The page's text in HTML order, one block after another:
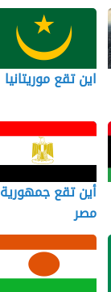
اين تقع موريتانيا
أين تقع جمهورية
مصر